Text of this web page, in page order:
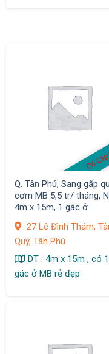
Có
Q. Tân Phú, Sang gấp
cơm MB 5,5 tr/ tháng,
4m x 15m, 1 gác ở
27 Lê Đình Thám,
Quý, Tân Phú
DT : 4m x 15m , có 1
gác ở MB rẻ đẹp